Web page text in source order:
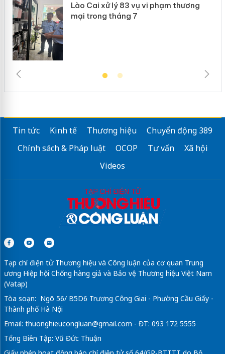
Lào Cai xử lý 83 vụ vi phạm thương
mại trong tháng 7
Tin tức Kinh tế Thương hiệu
Chuyển động 389
Chính sách & Pháp luật
OCOP Tư vấn
Xã hội
Videos
Tạp chí điện tử Thương hiệu và Công luận của cơ quan Trung
ương Hiệp hội Chống hàng giả và Bảo vệ Thương hiệu Việt Nam
(Vatap)
Tòa soạn: Ngõ 56/ B5D6 Trương Công Giai - Phường Cầu Giấy -
Thành phố Hà Nội
Email: thuonghieucongluan@gmail.com - ĐT: 093 172 5555
Tổng Biên Tập: Vũ Đức Thuận